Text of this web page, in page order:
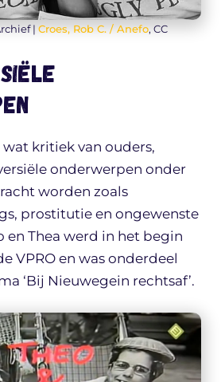
| Croes, Rob C. / Anefo, CC
kritiek van ouders,
onderwerpen onder
worden zoals
prostitutie en ongewenste
en Thea werd in het begin
VPRO en was onderdeel
‘Bij Nieuwegein rechtsaf’.